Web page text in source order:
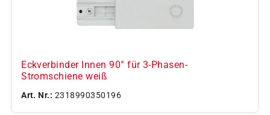
Eckverbinder Innen 90° für 3-Phasen-
Stromschiene weiß
Art. Nr.: 2318990350196